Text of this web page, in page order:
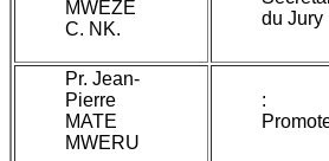
MWEZE
C. NK.
du Jury
Pr. Jean-
Pierre
MATE
MWERU
: